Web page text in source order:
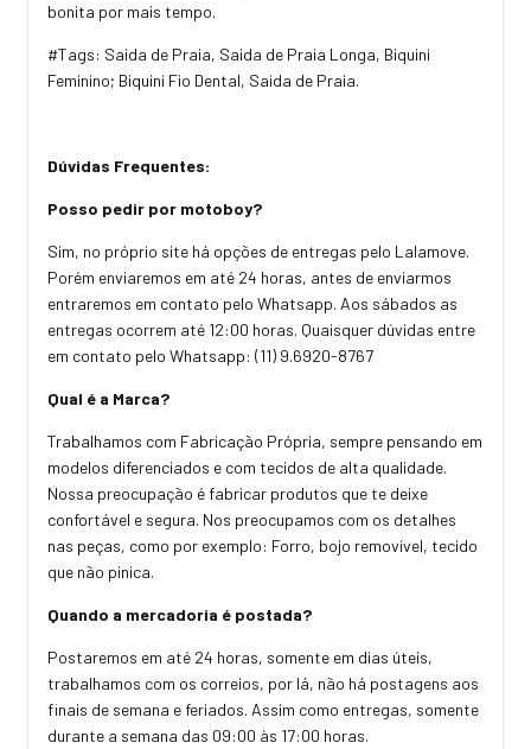
bonita por mais tempo.
#Tags: Saida de Praia, Saida de Praia Longa, Biquini
Feminino; Biquini Fio Dental, Saida de Praia.
Dúvidas Frequentes:
Posso pedir por motoboy?
Sim, no próprio site há opções de entregas pelo Lalamove.
Porém enviaremos em até 24 horas, antes de enviarmos
entraremos em contato pelo Whatsapp. Aos sábados as
entregas ocorrem até 12:00 horas. Quaisquer dúvidas entre
em contato pelo Whatsapp: (11) 9.6920-8767
Qual é a Marca?
Trabalhamos com Fabricação Própria, sempre pensando em
modelos diferenciados e com tecidos de alta qualidade.
Nossa preocupação é fabricar produtos que te deixe
confortável e segura. Nos preocupamos com os detalhes
nas peças, como por exemplo: Forro, bojo removível, tecido
que não pinica.
Quando a mercadoria é postada?
Postaremos em até 24 horas, somente em dias úteis,
trabalhamos com os correios, por lá, não há postagens aos
finais de semana e feriados. Assim como entregas, somente
durante a semana das 09:00 às 17:00 horas.